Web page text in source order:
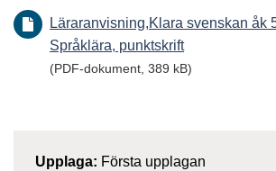
Läraranvisning,Klara svenskan åk
Språklära, punktskrift
(PDF-dokument, 389 kB)
Upplaga: Första upplagan